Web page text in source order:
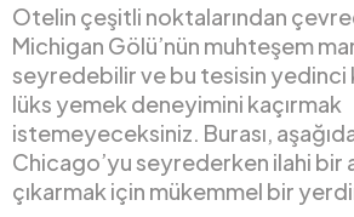
Otelin çeşitli noktalarından
Michigan Gölü’nün muhteşem
seyredebilir ve bu tesisin yedinci
lüks yemek deneyimini kaçırmak
istemeyeceksiniz. Burası,
Chicago’yu seyrederken ilahi bir
çıkarmak için mükemmel bir